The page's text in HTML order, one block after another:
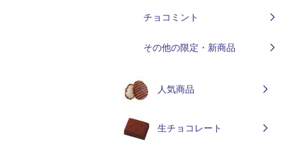
チョコミント
その他の限定・新商品
人気商品
生チョコレート